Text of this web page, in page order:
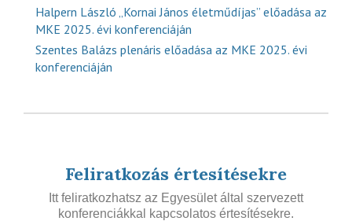
Halpern László „Kornai János életműdíjas” előadása az
MKE 2025. évi konferenciáján
Szentes Balázs plenáris előadása az MKE 2025. évi
konferenciáján
Feliratkozás értesítésekre
Itt feliratkozhatsz az Egyesület által szervezett
konferenciákkal kapcsolatos értesítésekre.